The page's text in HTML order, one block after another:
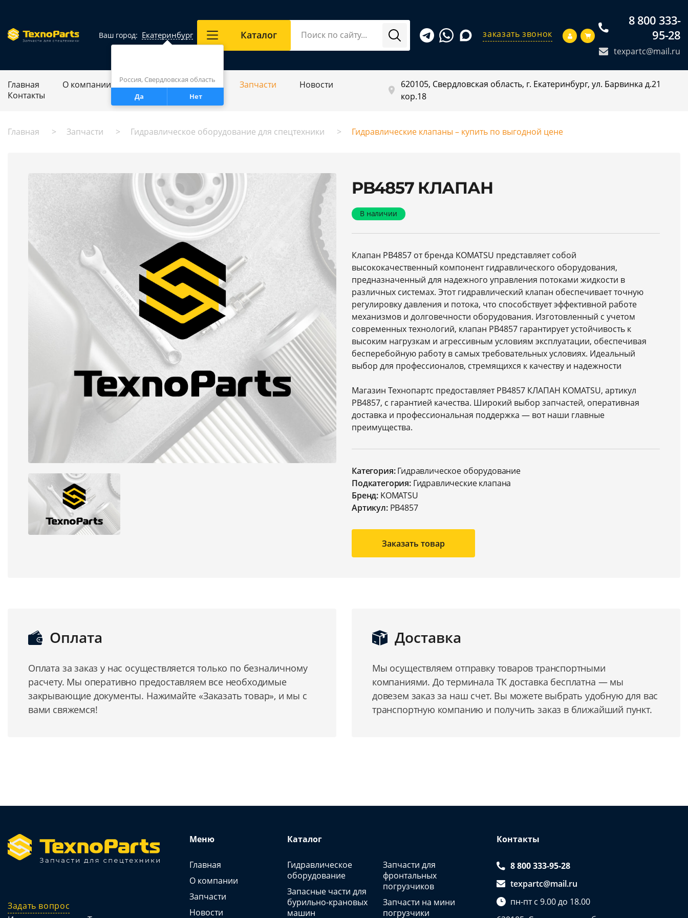
Ваш город: Екатеринбург
Россия, Свердловская область
Да
Нет
Каталог заказать звонок
8 800 333-
95-28
texpartc@mail.ru
Главная О компании Ремонт спецтехники Запчасти
Новости
Контакты
620105, Свердловская область, г. Екатеринбург, ул. Барвинка д.21
кор.18
Главная Запчасти Гидравлическое оборудование для спецтехники Гидравлические клапаны – купить по выгодной цене
PB4857 КЛАПАН
В наличии
Клапан PB4857 от бренда KOMATSU представляет собой
высококачественный компонент гидравлического оборудования,
предназначенный для надежного управления потоками жидкости в
различных системах. Этот гидравлический клапан обеспечивает точную
регулировку давления и потока, что способствует эффективной работе
механизмов и долговечности оборудования. Изготовленный с учетом
современных технологий, клапан PB4857 гарантирует устойчивость к
высоким нагрузкам и агрессивным условиям эксплуатации, обеспечивая
бесперебойную работу в самых требовательных условиях. Идеальный
выбор для профессионалов, стремящихся к качеству и надежности
Магазин Технопартс предоставляет PB4857 КЛАПАН KOMATSU, артикул
PB4857, с гарантией качества. Широкий выбор запчастей, оперативная
доставка и профессиональная поддержка — вот наши главные
преимущества.
Категория:Гидравлическое оборудование
Подкатегория:Гидравлические клапана
Бренд: KOMATSU
Артикул:PB4857
Заказать товар
Оплата
Оплата за заказ у нас осуществляется только по безналичному
расчету. Мы оперативно предоставляем все необходимые
закрывающие документы. Нажимайте «Заказать товар», и мы с
вами свяжемся!
Доставка
Мы осуществляем отправку товаров транспортными
компаниями. До терминала ТК доставка бесплатна — мы
довезем заказ за наш счет. Вы можете выбрать удобную для вас
транспортную компанию и получить заказ в ближайший пункт.
Задать вопрос
Меню
Главная
О компании
Запчасти
Новости
Каталог
Гидравлическое
оборудование
Запасные части для
бурильно-крановых
машин
Запчасти для
фронтальных
погрузчиков
Запчасти на мини
погрузчики
Контакты
8 800 333-95-28
texpartc@mail.ru
пн-пт с 9.00 до 18.00